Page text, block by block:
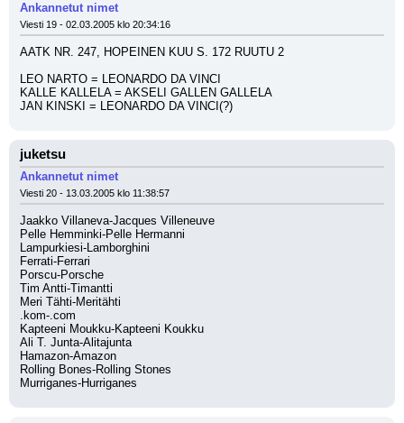
Ankannetut nimet
Viesti 19 - 02.03.2005 klo 20:34:16
AATK NR. 247, HOPEINEN KUU S. 172 RUUTU 2
LEO NARTO = LEONARDO DA VINCI
KALLE KALLELA = AKSELI GALLEN GALLELA
JAN KINSKI = LEONARDO DA VINCI(?)
juketsu
Ankannetut nimet
Viesti 20 - 13.03.2005 klo 11:38:57
Jaakko Villaneva-Jacques Villeneuve
Pelle Hemminki-Pelle Hermanni
Lampurkiesi-Lamborghini
Ferrati-Ferrari
Porscu-Porsche
Tim Antti-Timantti
Meri Tähti-Meritähti
.kom-.com
Kapteeni Moukku-Kapteeni Koukku
Ali T. Junta-Alitajunta
Hamazon-Amazon
Rolling Bones-Rolling Stones
Murriganes-Hurriganes